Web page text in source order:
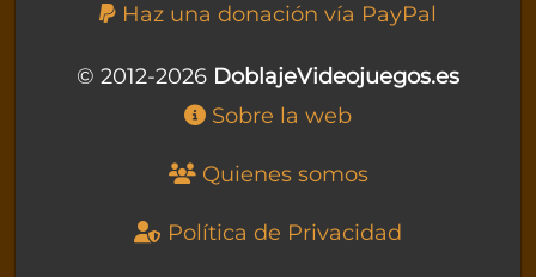
Haz una donación vía PayPal
© 2012-2026 DoblajeVideojuegos.es
Sobre la web
Quienes somos
Política de Privacidad